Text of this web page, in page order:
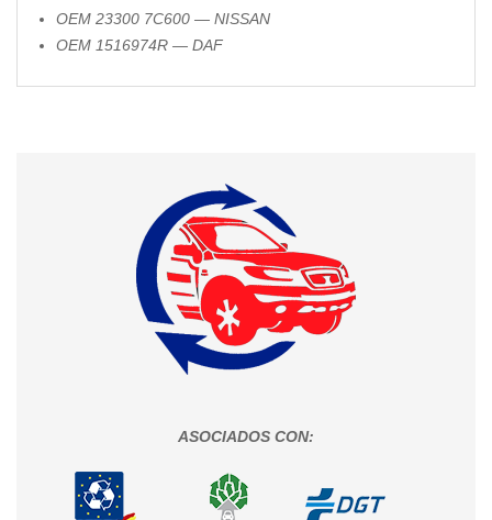
OEM 23300 7C600 — NISSAN
OEM 1516974R — DAF
ASOCIADOS CON: